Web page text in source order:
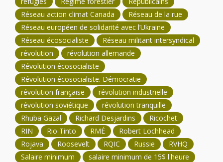
Réseau action climat Canada
Réseau de la rue
Réseau européen de solidarité avec l’Ukraine
Réseau écosocialiste
Réseau militant intersyndical
révolution
révolution allemande
Révolution écosocialiste
Révolution écosocialiste. Démocratie
révolution française
révolution industrielle
révolution soviétique
révolution tranquille
Rhuba Gazal
Richard Desjardins
Ricochet
RIN
Rio Tinto RMÉ
Robert Lochhead
Rojava
Roosevelt RQIC Russie
RVHQ
Salaire minimum
salaire minimum de 15$ l'heure